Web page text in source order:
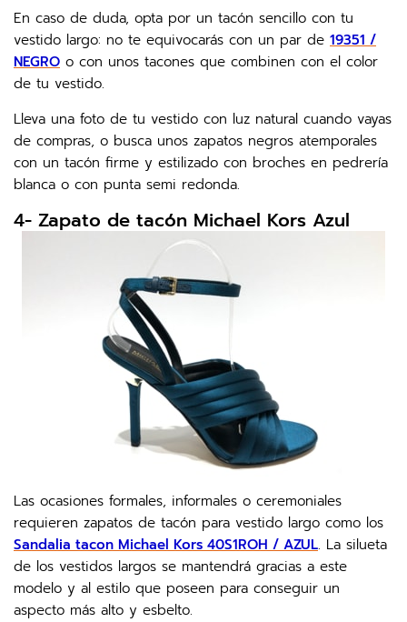
En caso de duda, opta por un tacón sencillo con tu
vestido largo: no te equivocarás con un par de 19351 /
NEGRO o con unos tacones que combinen con el color
de tu vestido.
Lleva una foto de tu vestido con luz natural cuando vayas
de compras, o busca unos zapatos negros atemporales
con un tacón firme y estilizado con broches en pedrería
blanca o con punta semi redonda.
4- Zapato de tacón Michael Kors Azul
Las ocasiones formales, informales o ceremoniales
requieren zapatos de tacón para vestido largo como los
Sandalia tacon Michael Kors 40S1ROH / AZUL. La silueta
de los vestidos largos se mantendrá gracias a este
modelo y al estilo que poseen para conseguir un
aspecto más alto y esbelto.